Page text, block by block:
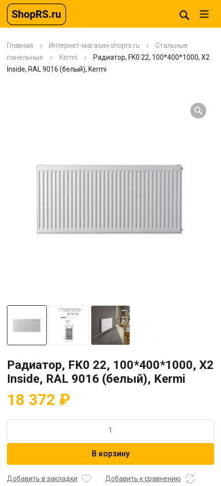
Главная Интернет-магазин shoprs.ru
Стальные
панельные
Kermi
Радиатор, FK0 22, 100*400*1000, X2
Inside, RAL 9016 (белый), Kermi
Радиатор, FK0 22, 100*400*1000, X2
Inside, RAL 9016 (белый), Kermi
18 372 ₽
Радиатор,
100*400*1000,
В корзину
Добавить в закладки Добавить к сравнению